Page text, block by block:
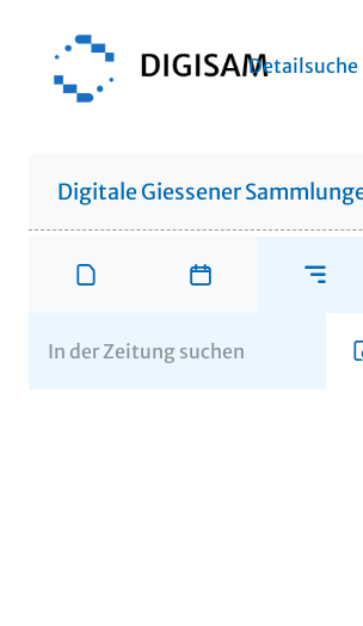
Detailsuche
Digitale Giessener